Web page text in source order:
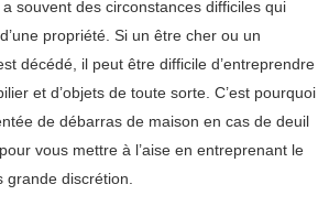
souvent des circonstances difficiles qui
propriété. Si un être cher ou un
décédé, il peut être difficile d’entreprendre
et d’objets de toute sorte. C’est pourquoi
de débarras de maison en cas de deuil
vous mettre à l’aise en entreprenant le
grande discrétion.